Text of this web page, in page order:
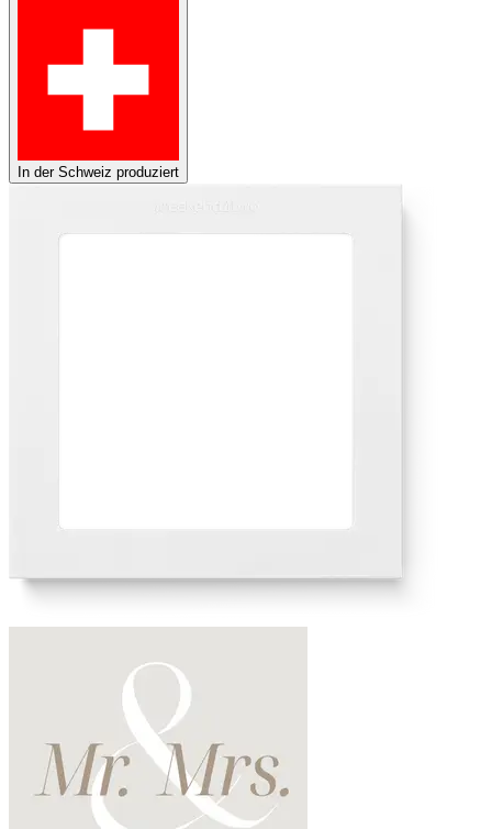
In der Schweiz produziert